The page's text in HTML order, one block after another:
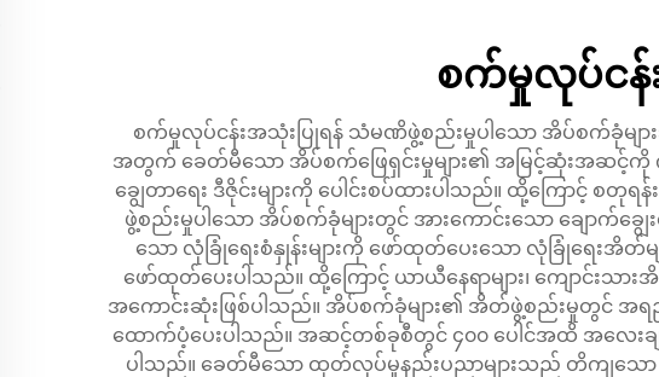
စက်မှုလုပ်င
စက်မှုလုပ်ငန်းအသုံးပြုရန် သံမဏိဖွဲ့စည်းမှုပါသော အိပ်စက်ခုံများသ
အတွက် ခေတ်မီသော အိပ်စက်ဖြေရှင်းမှုများ၏ အမြင့်ဆုံးအဆင့်ကို
ချွေတာရေး ဒီဇိုင်းများကို ပေါင်းစပ်ထားပါသည်။ ထို့ကြောင့်
ဖွဲ့စည်းမှုပါသော အိပ်စက်ခုံများတွင် အားကောင်းသော ချောက်ချွ
သော လုံခြုံရေးစံနှုန်းများကို ဖော်ထုတ်ပေးသော လုံခြုံရေးအိတ်
ဖော်ထုတ်ပေးပါသည်။ ထို့ကြောင့် ယာယီနေရာများ၊ ကျောင်းသာ
အကောင်းဆုံးဖြစ်ပါသည်။ အိပ်စက်ခုံများ၏ အိတ်ဖွဲ့စည်းမှုတွင် အ
ထောက်ပံ့ပေးပါသည်။ အဆင့်တစ်ခုစီတွင် ၄၀၀ ပေါင်အထိ အလေးခ
ပါသည်။ ခေတ်မီသော ထုတ်လုပ်မှုနည်းပညာများသည် တိကျသ